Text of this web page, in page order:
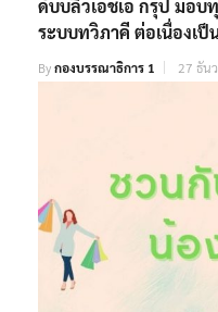
ดับบลิวเอชเอ กรุ๊ป มอบ
ระบบทวิภาคี ต่อเนื่องเป็
Byกองบรรณาธิการ 1 27 ธัน